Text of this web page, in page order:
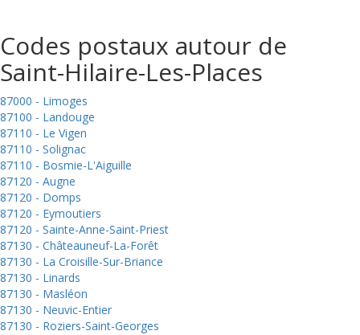
Codes postaux autour de
Saint-Hilaire-Les-Places
87000 - Limoges
87100 - Landouge
87110 - Le Vigen
87110 - Solignac
87110 - Bosmie-L'Aiguille
87120 - Augne
87120 - Domps
87120 - Eymoutiers
87120 - Sainte-Anne-Saint-Priest
87130 - Châteauneuf-La-Forêt
87130 - La Croisille-Sur-Briance
87130 - Linards
87130 - Masléon
87130 - Neuvic-Entier
87130 - Roziers-Saint-Georges